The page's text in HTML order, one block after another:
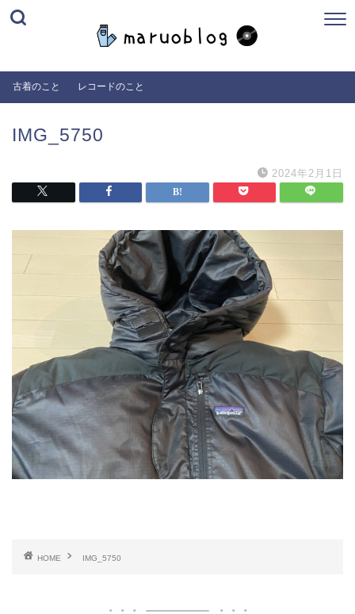
古着のこと レコードのこと
IMG_5750
2024年2月1日
HOME IMG_5750